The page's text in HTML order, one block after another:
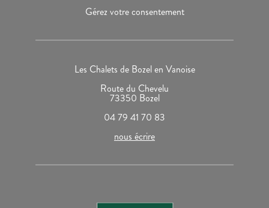
Gérez votre consentement
Les Chalets de Bozel en Vanoise
Route du Chevelu
73350 Bozel
04 79 41 70 83
nous écrire